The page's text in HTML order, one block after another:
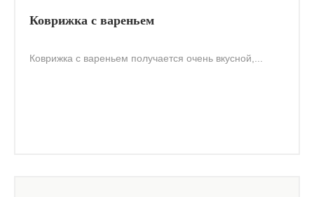
Коврижка с вареньем
Коврижка с вареньем получается очень вкусной,...